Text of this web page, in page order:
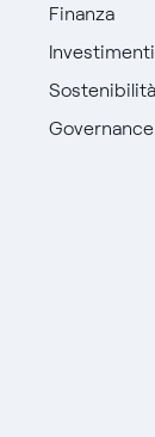
Finanza
Investimenti
Sostenibilità
Governance